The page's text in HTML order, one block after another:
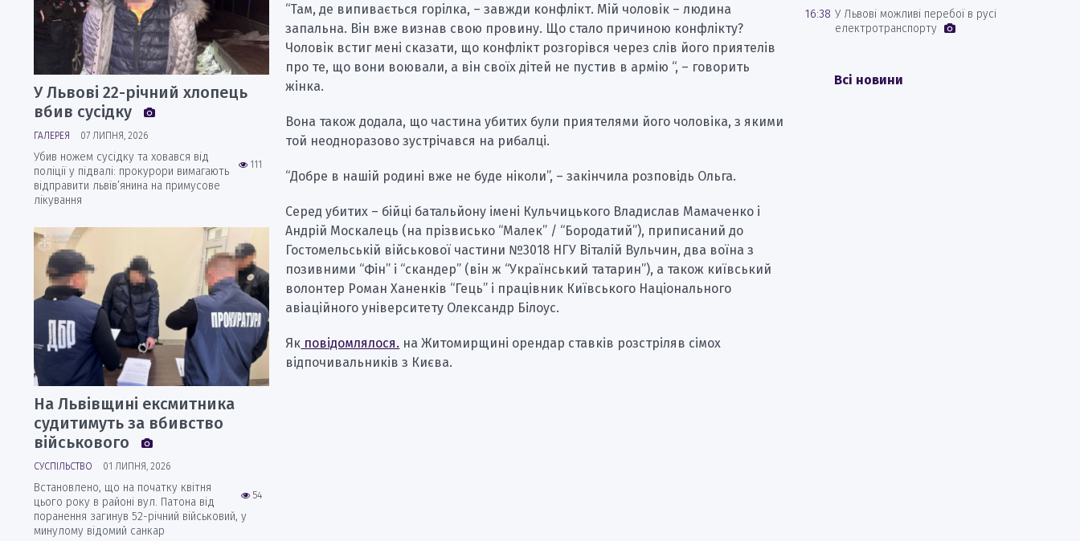
“Там, де випивається горілка, – завжди конфлікт. Мій чоловік – людина
запальна. Він вже визнав свою провину. Що стало причиною конфлікту?
Чоловік встиг мені сказати, що конфлікт розгорівся через слів його приятелів
про те, що вони воювали, а він своїх дітей не пустив в армію “, – говорить
жінка.
Вона також додала, що частина убитих були приятелями його чоловіка, з якими
той неодноразово зустрічався на рибалці.
“Добре в нашій родині вже не буде ніколи”, – закінчила розповідь Ольга.
Серед убитих – бійці батальйону імені Кульчицького Владислав Мамаченко і
Андрій Москалець (на прізвисько “Малек” / “Бородатий”), приписаний до
Гостомельській військової частини №3018 НГУ Віталій Вульчин, два воїна з
позивними “Фін” і “скандер” (він ж “Український татарин”), а також київський
волонтер Роман Ханенків “Гець” і працівник Київського Національного
авіаційного університету Олександр Білоус.
Як повідомлялося. на Житомирщині орендар ставків розстріляв сімох
відпочивальників з Києва.
У Львові 22-річний хлопець
вбив сусідку
ГАЛЕРЕЯ 07 ЛИПНЯ, 2026
111
Убив ножем сусідку та ховався від
поліції у підвалі: прокурори вимагають
відправити львів’янина на примусове
лікування
На Львівщині ексмитника
судитимуть за вбивство
військового
СУСПІЛЬСТВО 01 ЛИПНЯ, 2026
54
Встановлено, що на початку квітня
цього року в районі вул. Патона від
поранення загинув 52-річний військовий, у
минулому відомий санкар
16:38 У Львові можливі перебої в русі
електротранспорту
Всі новини